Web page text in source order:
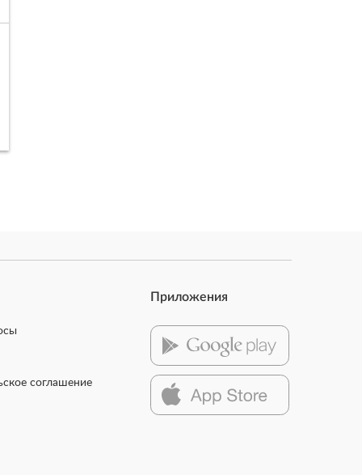
соглашение
Приложения